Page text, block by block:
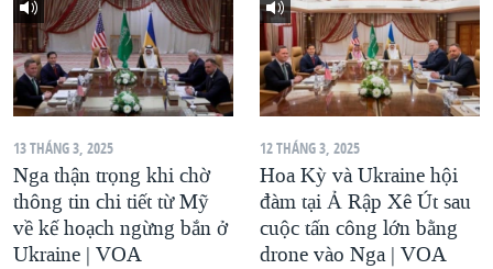
13 THÁNG 3, 2025
Nga thận trọng khi chờ
thông tin chi tiết từ Mỹ
về kế hoạch ngừng bắn ở
Ukraine | VOA
12 THÁNG 3, 2025
Hoa Kỳ và Ukraine hội
đàm tại Ả Rập Xê Út sau
cuộc tấn công lớn bằng
drone vào Nga | VOA